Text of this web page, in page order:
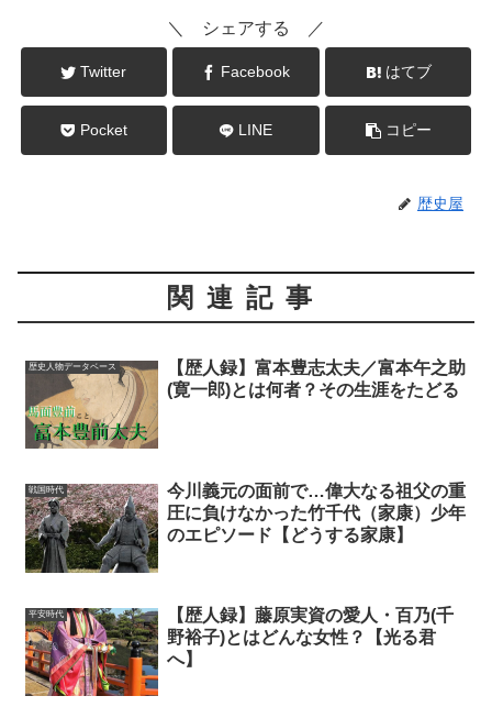
＼ シェアする ／
Twitter Facebook はてブ
Pocket LINE コピー
歴史屋
関連記事
歴史人物データベース
【歴人録】富本豊志太夫／富本午之助
(寛一郎)とは何者？その生涯をたどる
戦国時代
今川義元の面前で…偉大なる祖父の重
圧に負けなかった竹千代（家康）少年
のエピソード【どうする家康】
平安時代
【歴人録】藤原実資の愛人・百乃(千
野裕子)とはどんな女性？【光る君
へ】